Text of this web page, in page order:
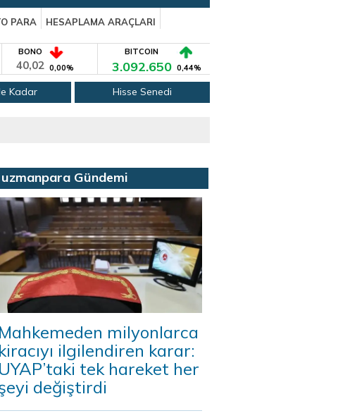
PARA
HESAPLAMA ARAÇLARI
BONO
40,02 0,00%
BITCOIN
3.092.650 0,44%
Kadar Hisse Senedi
uzmanpara Gündemi
Mahkemeden milyonlarca
kiracıyı ilgilendiren karar:
UYAP’taki tek hareket her
değiştirdi